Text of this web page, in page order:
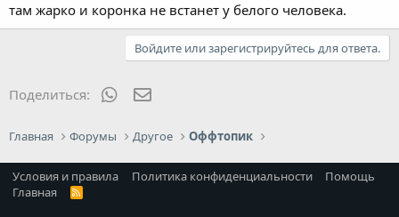
там жарко и коронка не встанет у белого человека.
Войдите или зарегистрируйтесь для ответа.
Поделиться: WhatsApp
Главная Форумы Другое Оффтопик
Условия и правила Политика конфиденциальности
Помощь
Главная
R